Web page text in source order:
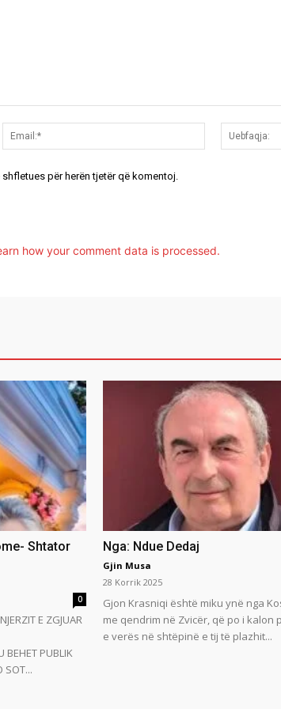
Email:*
për herën tjetër që komentoj.
how your comment data is processed.
Shtator
0
E ZGJUAR
BEHET PUBLIK
SOT...
Nga: Ndue Dedaj
Gjin Musa
28 Korrik 2025
Gjon Krasniqi është miku ynë nga
me qendrim në Zvicër, që po i kalon
e verës në shtëpinë e tij të plazhit...